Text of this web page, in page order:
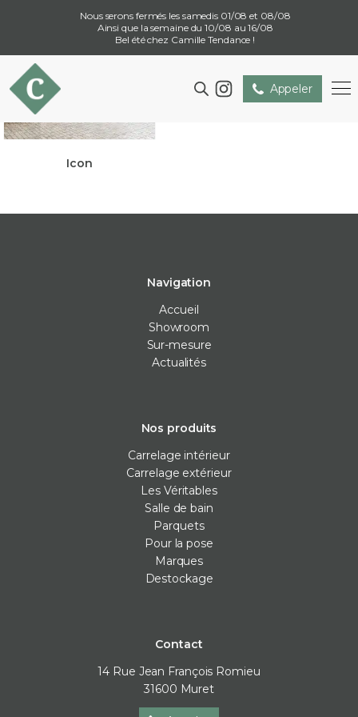
Nous serons fermés les samedis 01/08 et 08/08
Ainsi que la semaine du 10/08 au 16/08
Bel été chez Camille Tendance !
Appeler
Icon
Navigation
Accueil
Showroom
Sur-mesure
Actualités
Nos produits
Carrelage intérieur
Carrelage extérieur
Les Véritables
Salle de bain
Parquets
Pour la pose
Marques
Destockage
Contact
14 Rue Jean François Romieu
31600 Muret